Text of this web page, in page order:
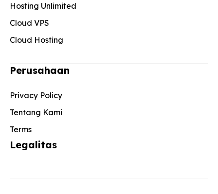
Hosting Unlimited
Cloud VPS
Cloud Hosting
Perusahaan
Privacy Policy
Tentang Kami
Terms
Legalitas